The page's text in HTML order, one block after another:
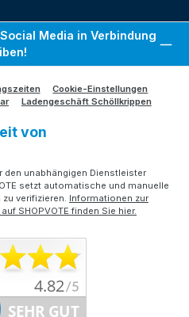
Media in Verbindung
Cookie-Einstellungen
Ladengeschäft Schöllkrippen
von
den unabhängigen Dienstleister
setzt automatische und manuelle
verifizieren. Informationen zur
SHOPVOTE finden Sie hier.